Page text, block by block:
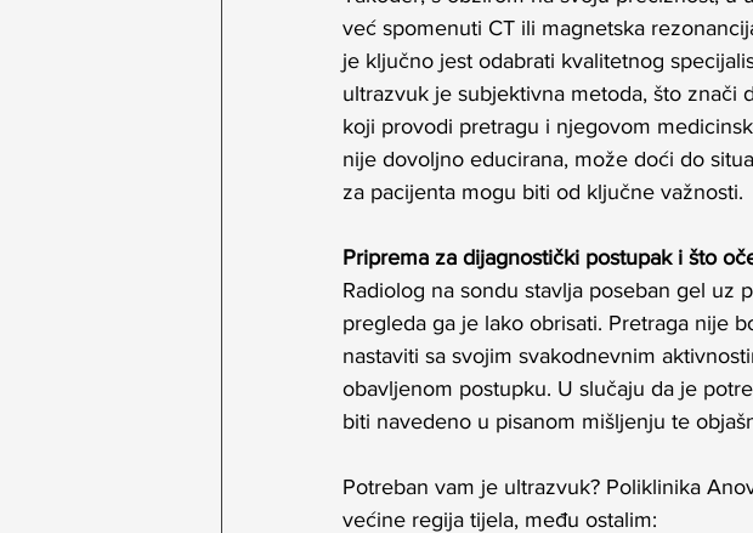
već spomenuti CT ili magnetska
je ključno jest odabrati kvalitetnog
ultrazvuk je subjektivna metoda, što znači
koji provodi pretragu i njegovom
nije dovoljno educirana, može doći do
za pacijenta mogu biti od ključne važnosti.
Priprema za dijagnostički postupak i što
Radiolog na sondu stavlja poseban gel uz
pregleda ga je lako obrisati. Pretraga nije
nastaviti sa svojim svakodnevnim
obavljenom postupku. U slučaju da je
biti navedeno u pisanom mišljenju te
Potreban vam je ultrazvuk? Poliklinika
većine regija tijela, među ostalim: